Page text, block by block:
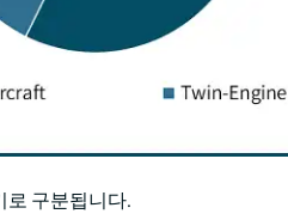
로 구분됩니다.